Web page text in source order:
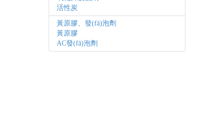
活性炭
黃原膠、發(fā)泡劑
黃原膠
AC發(fā)泡劑